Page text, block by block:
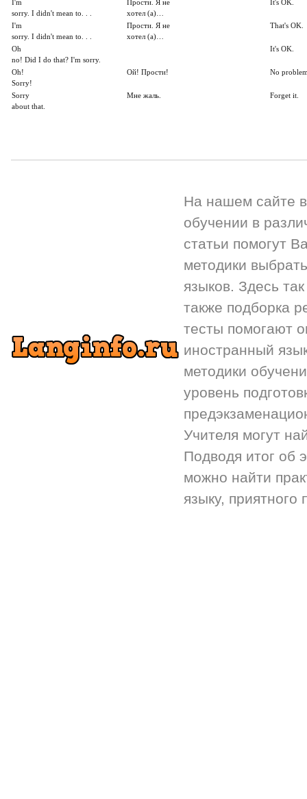
I'm
sorry. I didn't mean to. . .
Прости. Я не
хотел (а)…
It's OK.
I'm
sorry. I didn't mean to. . .
Прости. Я не
хотел (а)…
That's OK.
Oh
no! Did I do that? I'm sorry.
It's OK.
Oh!
Sorry!
Ой! Прости! No
Sorry
about that.
Мне жаль. Forget it.
На нашем сайте
обучении в
статьи помогут
методики
языков. Здесь
также подборка
тесты помогают
иностранный
методики
уровень
Учителя могут
Подводя итог об
можно найти
языку,